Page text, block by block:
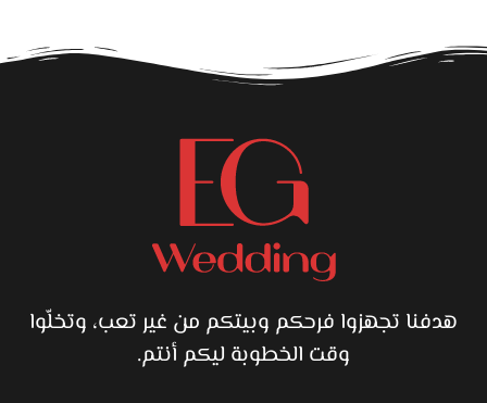
هدفنا تجهزوا فرحكم وبيتكم من غير تعب، وتخلّوا
وقت الخطوبة ليكم أنتم.